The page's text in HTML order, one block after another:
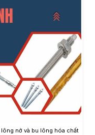
lông nở và bu lông hóa chất